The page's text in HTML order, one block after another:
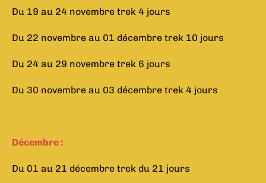
Du 19 au 24 novembre trek 4 jours
Du 22 novembre au 01 décembre trek 10 jours
Du 24 au 29 novembre trek 6 jours
Du 30 novembre au 03 décembre trek 4 jours
Décembre :
Du 01 au 21 décembre trek du 21 jours